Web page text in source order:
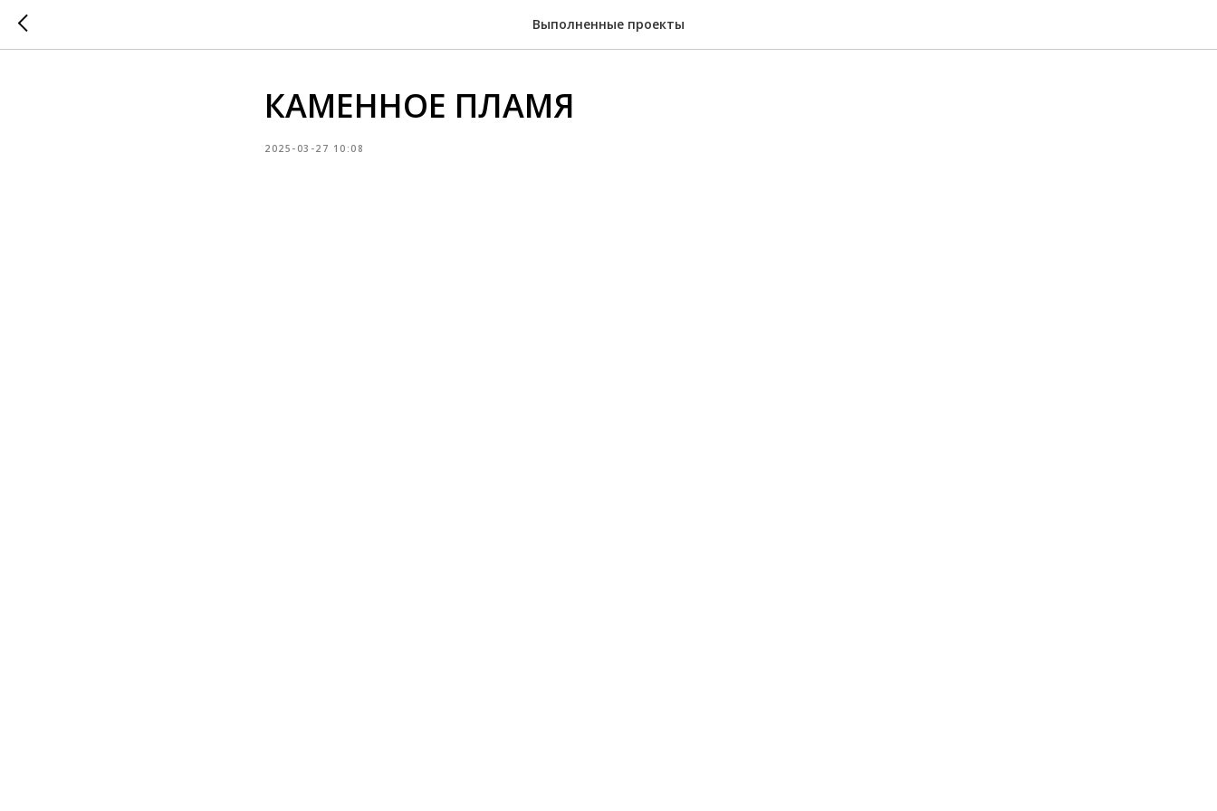
Выполненные проекты
КАМЕННОЕ ПЛАМЯ
2025-03-27 10:08